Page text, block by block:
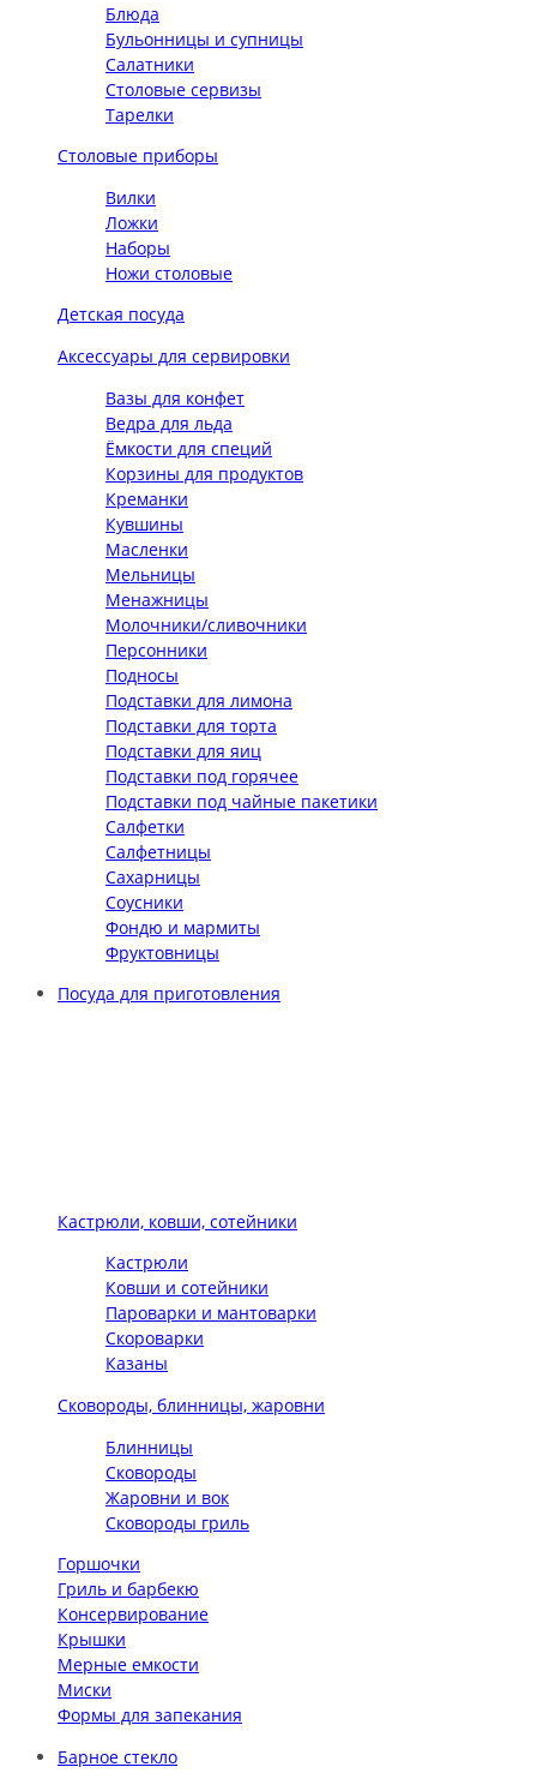
Блюда
Бульонницы и супницы
Салатники
Столовые сервизы
Тарелки
Столовые приборы
Вилки
Ложки
Наборы
Ножи столовые
Детская посуда
Аксессуары для сервировки
Вазы для конфет
Ведра для льда
Ёмкости для специй
Корзины для продуктов
Креманки
Кувшины
Масленки
Мельницы
Менажницы
Молочники/сливочники
Персонники
Подносы
Подставки для лимона
Подставки для торта
Подставки для яиц
Подставки под горячее
Подставки под чайные пакетики
Салфетки
Салфетницы
Сахарницы
Соусники
Фондю и мармиты
Фруктовницы
Посуда для приготовления
Кастрюли, ковши, сотейники
Кастрюли
Ковши и сотейники
Пароварки и мантоварки
Скороварки
Казаны
Сковороды, блинницы, жаровни
Блинницы
Сковороды
Жаровни и вок
Сковороды гриль
Горшочки
Гриль и барбекю
Консервирование
Крышки
Мерные емкости
Миски
Формы для запекания
Барное стекло